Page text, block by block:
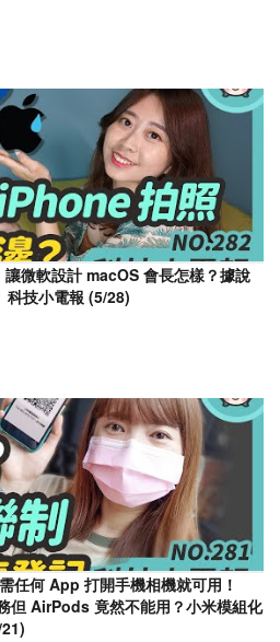
微軟設計 macOS 會長怎樣？據說
技小電報 (5/28)
任何 App 打開手機相機就可用！
AirPods 竟然不能用？小米模組化